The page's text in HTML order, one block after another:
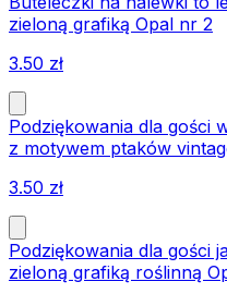
zieloną grafiką Opal nr 2
3.50 zł
Podziękowania dla gości
z motywem ptaków
3.50 zł
Podziękowania dla gości
zieloną grafiką roślinną